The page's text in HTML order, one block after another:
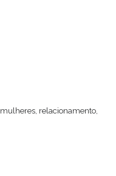
mulheres, relacionamento,